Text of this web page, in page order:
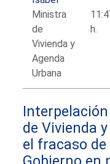
Ministra
de
Vivienda y
Agenda
Urbana
h.
de Vivienda
el fracaso